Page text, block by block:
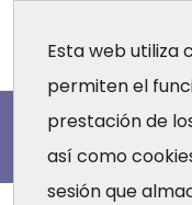
Esta web utiliza
permiten el
prestación de
así como
sesión que